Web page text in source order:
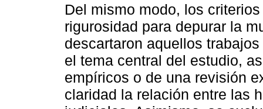
Del mismo modo, los
rigurosidad para depurar la
descartaron aquellos
el tema central del estudio,
empíricos o de una revisión
claridad la relación entre las